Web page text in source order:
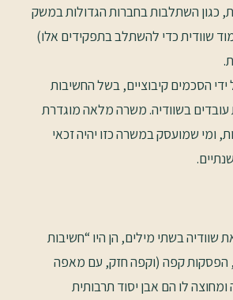
כגון השתלבות בחברות הגדולות במשק
שוודית כדי להשתלב בתפקידים אלו)
הסכמים קיבוציים, בשל החשיבות
עובדים בשוודיה. משרה מלאה מוגדרת
ומי שמועסק במשרה כזו יהיה זכאי
שוודיה בשתי מילים, הן היו “חשיבות
הפסקות קפה (וקפה חזק, עם מאפה
ומחוצה לו הם אבן יסוד תרבותית